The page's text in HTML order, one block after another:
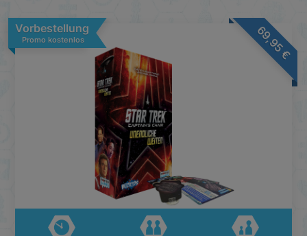
69,95
€
Vorbestellung
Promo kostenlos